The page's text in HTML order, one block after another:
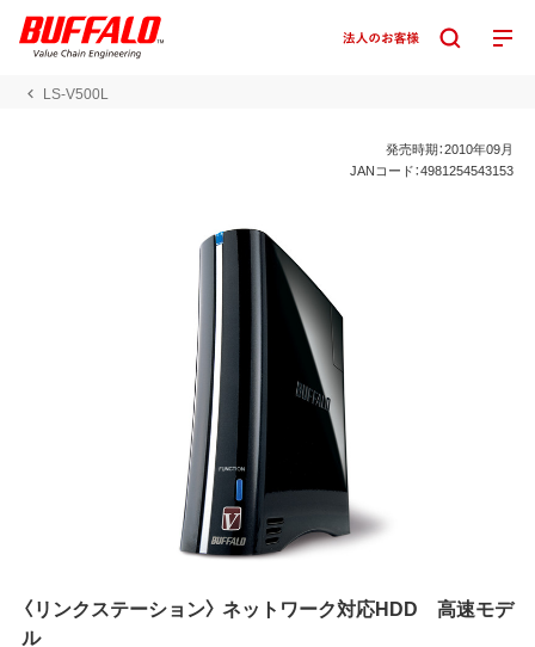
LS-V500L
発売時期：2010年09月
JANコード：4981254543153
〈リンクステーション〉 ネットワーク対応HDD 高速モデ
ル